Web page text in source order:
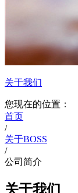
关于我们
您现在的位置：
首页
/
关于BOSS
/
公司简介
关于我们